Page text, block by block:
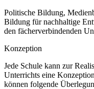
Politische Bildung,
Bildung für nachhaltige
den fächerverbindenden
Konzeption
Jede Schule kann zur
Unterrichts eine
können folgende